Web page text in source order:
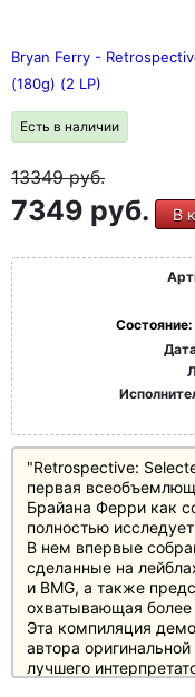
Bryan Ferry -
(180g) (2 LP)
Есть в наличии
13349руб.
7349 руб. В
Состояние:
"Retrospective:
первая
Брайана Ферри как
полностью
В нем впервые
сделанные на
и BMG, а также
охватывающая
Эта компиляция
автора
лучшего